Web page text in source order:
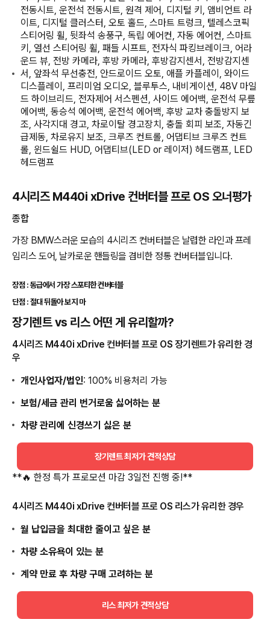
전동시트, 운전석 전동시트, 원격 제어, 디지털 키, 앰비언트 라
이트, 디지털 클러스터, 오토 홀드, 스마트 트렁크, 텔레스코픽
스티어링 휠, 뒷좌석 송풍구, 독립 에어컨, 자동 에어컨, 스마트
키, 열선 스티어링 휠, 패들 시프트, 전자식 파킹브레이크, 어라
운드 뷰, 전방 카메라, 후방 카메라, 후방감지센서, 전방감지센
서, 앞좌석 무선충전, 안드로이드 오토, 애플 카플레이, 와이드
디스플레이, 프리미엄 오디오, 블루투스, 내비게이션, 48V 마일
드 하이브리드, 전자제어 서스펜션, 사이드 에어백, 운전석 무릎
에어백, 동승석 에어백, 운전석 에어백, 후방 교차 충돌방지 보
조, 사각지대 경고, 차로이탈 경고장치, 충돌 회피 보조, 자동긴
급제동, 차로유지 보조, 크루즈 컨트롤, 어댑티브 크루즈 컨트
롤, 윈드쉴드 HUD, 어댑티브(LED or 레이저) 헤드램프, LED
헤드램프
4시리즈 M440i xDrive 컨버터블 프로 OS 오너평가
종합
가장 BMW스러운 모습의 4시리즈 컨버터블은 날렵한 라인과 프레
임리스 도어, 날카로운 핸들링을 겸비한 정통 컨버터블입니다.
장점 : 동급에서 가장 스포티한 컨버터블
단점 : 절대 뒤돌아 보지 마
장기렌트 vs 리스 어떤 게 유리할까?
4시리즈 M440i xDrive 컨버터블 프로 OS 장기렌트가 유리한 경
우
개인사업자/법인: 100% 비용처리 가능
보험/세금 관리 번거로움 싫어하는 분
차량 관리에 신경쓰기 싫은 분
장기렌트 최저가 견적상담
**🔥 한정 특가 프로모션 마감 3일전 진행 중!**
4시리즈 M440i xDrive 컨버터블 프로 OS 리스가 유리한 경우
월 납입금을 최대한 줄이고 싶은 분
차량 소유욕이 있는 분
계약 만료 후 차량 구매 고려하는 분
리스 최저가 견적상담